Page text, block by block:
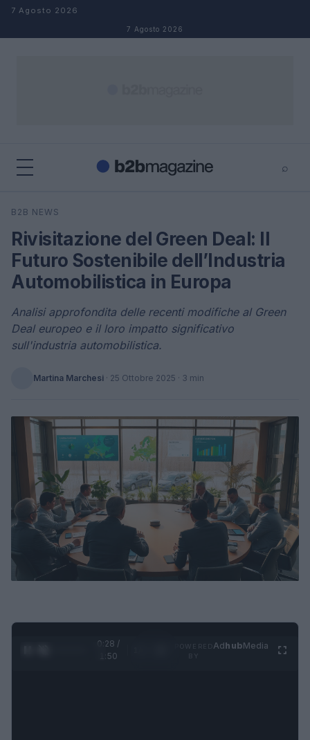
Salta al contenuto
7 Agosto 2026
7 Agosto 2026
⌕
Cerca
B2B NEWS
Rivisitazione del Green Deal: Il
Futuro Sostenibile dell’Industria
Automobilistica in Europa
Analisi approfondita delle recenti modifiche al Green
Deal europeo e il loro impatto significativo
sull'industria automobilistica.
Martina Marchesi · 25 Ottobre 2025 · 3 min
0:29 /
1:50
AdhubMedia